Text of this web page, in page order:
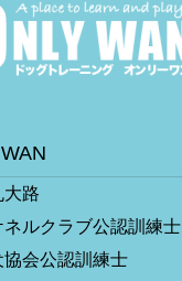
大路
ネルクラブ公認訓練士
協会公認訓練士